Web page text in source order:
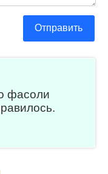
Отправить
фасоли